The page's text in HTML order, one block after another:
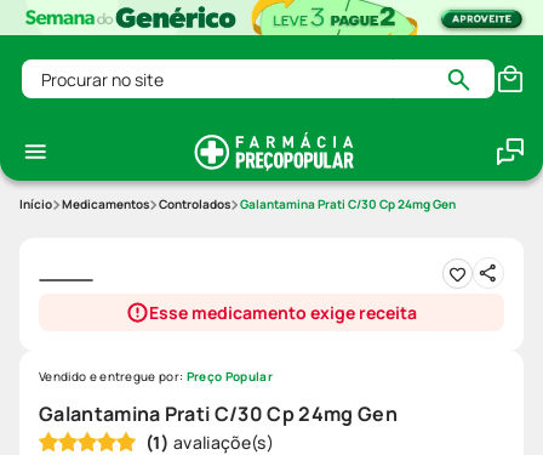
Procurar no site
Medicamentos Controlados Galantamina Prati C/30 Cp 24mg Gen
Esse medicamento exige receita
Galantamina Prati C/30 Cp 24mg Gen
(1)
Vendido e entregue por: Preço Popular